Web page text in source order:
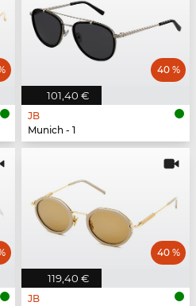
101,40 €
40 %
JB
Munich - 1
119,40 €
40 %
JB